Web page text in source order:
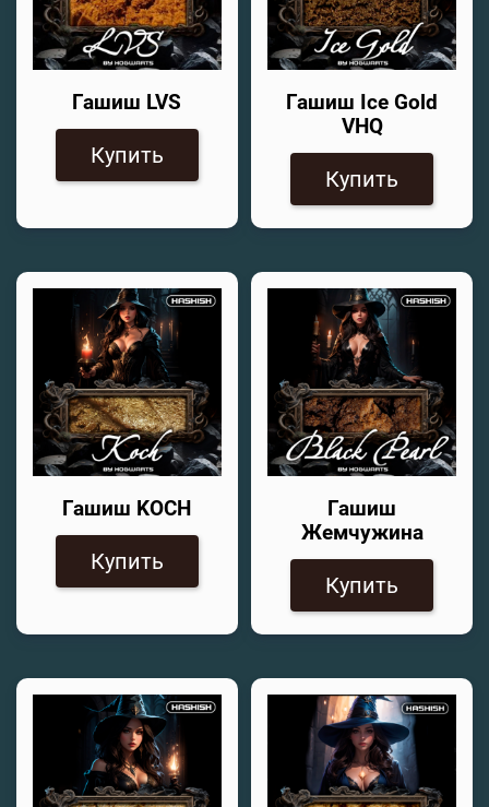
Гашиш LVS
Купить
Гашиш Ice Gold
VHQ
Купить
Гашиш KOCH
Купить
Гашиш
Жемчужина
Купить